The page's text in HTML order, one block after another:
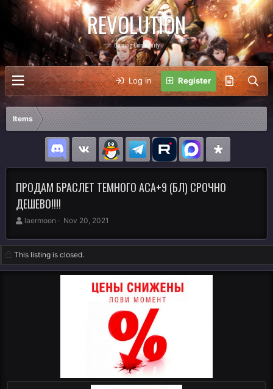
REVOLUTION
Gaming Community
Log in Register
Items
ПРОДАМ БРАСЛЕТ ТЕМНОГО АСА+9 (БЛ) СРОЧНО
ДЕШЕВО!!!!
A
t
h
o
laermoon
C
e
a
t
i
Nov 20, 2021
This listing is closed.